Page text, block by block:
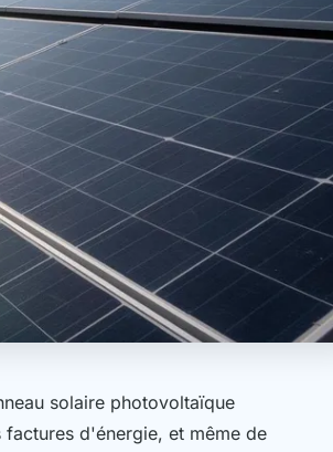
solaire photovoltaïque
d'énergie, et même de